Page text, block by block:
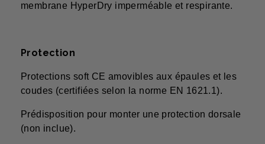
membrane HyperDry imperméable et respirante.
Protection
Protections soft CE amovibles aux épaules et les
coudes (certifiées selon la norme EN 1621.1).
Prédisposition pour monter une protection dorsale
(non inclue).